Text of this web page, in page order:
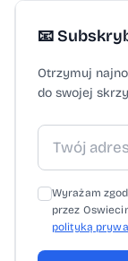
a
Bazaru
📧
Otrzymuj
do swojej
Wyrażam
przez
polityką